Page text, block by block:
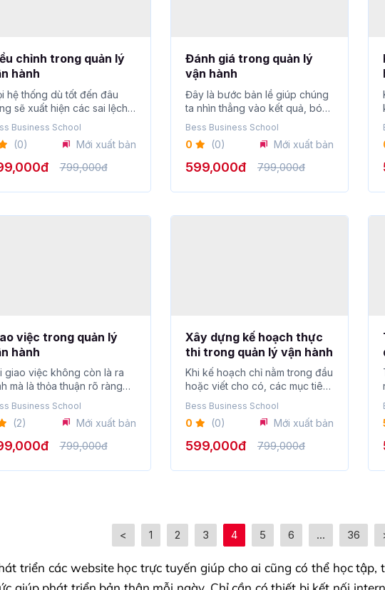
chỉnh trong quản lý
hành
hệ thống dù tốt đến đâu
sẽ xuất hiện các sai lệch,
...Business School
(0) Mới xuất bản
799,000đ
Đánh giá trong quản lý
vận hành
Đây là bước bản lề giúp chúng
ta nhìn thẳng vào kết quả, bóc
tách d�...
Bess Business School
0 (0) Mới xuất bản
599,000đ 799,000đ
việc trong quản lý
hành
giao việc không còn là ra
mà là thỏa thuận rõ ràng
nhiệm v�...
Business School
(2) Mới xuất bản
799,000đ
Xây dựng kế hoạch thực
thi trong quản lý vận hành
Khi kế hoạch chỉ nằm trong đầu
hoặc viết cho có, các mục tiêu
sẽ kh�...
Bess Business School
0 (0) Mới xuất bản
599,000đ 799,000đ
< 1 2 3 4 5 6 ... 36
triển các website học trực tuyến giúp cho ai cũng có thể học